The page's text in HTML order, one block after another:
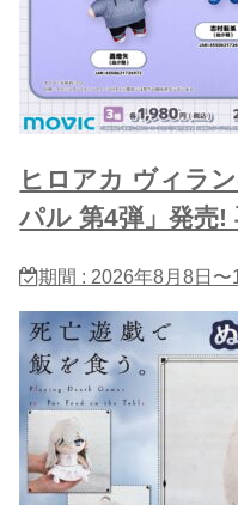
ヒロアカ ヴィラ
パル 第4弾」発売!
期間 : 2026年8月8日〜